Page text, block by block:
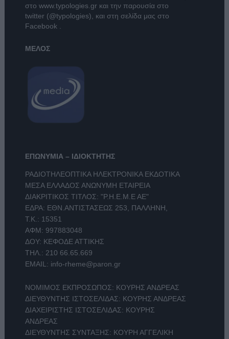
στο www.typologies.grκαι την παρουσία στο
twitter (@typologies) , και στη σελίδα μας στο
Facebook
ΜΕΛΟΣ
ΕΠΩΝΥΜΙΑ – ΙΔΙΟΚΤΗΤΗΣ
ΡΑΔΙΟΤΗΛΕΟΠΤΙΚΑ ΗΛΕΚΤΡΟΝΙΚΑ ΕΚΔΟΤΙΚΑ
ΜΕΣΑ ΕΛΛΑΔΟΣ ΑΝΩΝΥΜΗ ΕΤΑΙΡΕΙΑ
ΔΙΑΚΡΙΤΙΚΟΣ ΤΙΤΛΟΣ: "Ρ.Η.Ε.Μ.Ε ΑΕ"
ΕΔΡΑ: ΕΘΝ.ΑΝΤΙΣΤΑΣΕΩΣ 253, ΠΑΛΛΗΝΗ,
Τ.Κ.: 15351
ΑΦΜ: 997883048
ΔΟΥ: ΚΕΦΟΔΕ ΑΤΤΙΚΗΣ
ΤΗΛ.: 210 66.65.669
EMAIL: info-rheme@paron.gr
ΝΟΜΙΜΟΣ ΕΚΠΡΟΣΩΠΟΣ: ΚΟΥΡΗΣ ΑΝΔΡΕΑΣ
ΔΙΕΥΘΥΝΤΗΣ ΙΣΤΟΣΕΛΙΔΑΣ: ΚΟΥΡΗΣ ΑΝΔΡΕΑΣ
ΔΙΑΧΕΙΡΙΣΤΗΣ ΙΣΤΟΣΕΛΙΔΑΣ: ΚΟΥΡΗΣ
ΑΝΔΡΕΑΣ
ΔΙΕΥΘΥΝΤΗΣ ΣΥΝΤΑΞΗΣ: ΚΟΥΡΗ ΑΓΓΕΛΙΚΗ